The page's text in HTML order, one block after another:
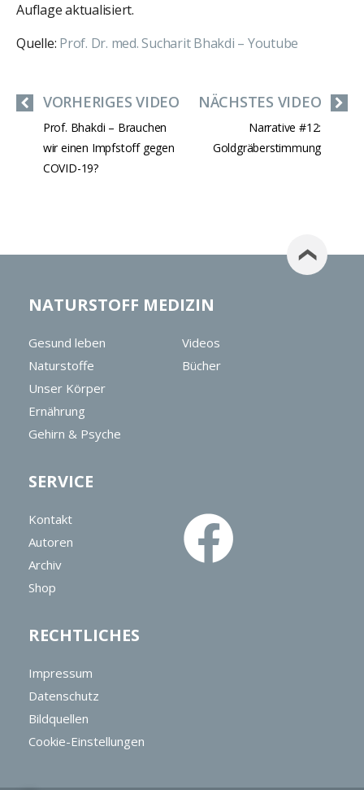
Auflage aktualisiert.
Quelle: Prof. Dr. med. Sucharit Bhakdi – Youtube
NÄCHSTES VIDEO
Narrative #12:
Goldgräberstimmung
VORHERIGES VIDEO
Prof. Bhakdi – Brauchen
wir einen Impfstoff gegen
COVID-19?
NATURSTOFF MEDIZIN
Gesund leben
Naturstoffe
Unser Körper
Ernährung
Gehirn & Psyche
Videos
Bücher
SERVICE
Kontakt
Autoren
Archiv
Shop
RECHTLICHES
Impressum
Datenschutz
Bildquellen
Cookie-Einstellungen